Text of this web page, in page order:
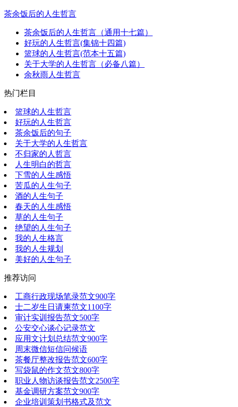
茶余饭后的人生哲言
茶余饭后的人生哲言（通用十七篇）
好玩的人生哲言(集锦十四篇)
篮球的人生哲言(范本十五篇)
关于大学的人生哲言（必备八篇）
余秋雨人生哲言
热门栏目
篮球的人生哲言
好玩的人生哲言
茶余饭后的句子
关于大学的人生哲言
不归家的人哲言
人生明白的哲言
下雪的人生感悟
苦瓜的人生句子
酒的人生句子
春天的人生感悟
草的人生句子
绝望的人生句子
我的人生格言
我的人生规划
美好的人生句子
推荐访问
工商行政现场笔录范文900字
士二岁生日请柬范文1100字
审计实训报告范文500字
公安交心谈心记录范文
应用文计划总结范文900字
周末微信短信问候语
茶餐厅整改报告范文600字
写袋鼠的作文范文800字
职业人物访谈报告范文2500字
基金调研方案范文900字
企业培训策划书格式及范文